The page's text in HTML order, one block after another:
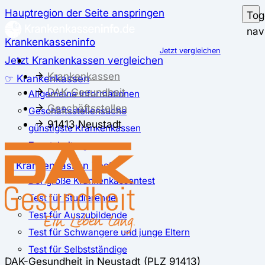
Hauptregion der Seite anspringen
Krankenkasseninfo
Jetzt Krankenkassen vergleichen
☞ Krankenkassen
Allgemeine Informationen
Geschäftsstellensuche
günstigste Krankenkassen
Zusatzbeitrag
✅ Krankenkassen Test
Der große Krankenkassentest
Test für Studierende
Test für Auszubildende
Test für Schwangere und junge Eltern
Test für Selbstständige
Jetzt vergleichen
Krankenkassen
DAK-Gesundheit
Geschäftsstellen
91413 Neustadt
DAK-Gesundheit in Neustadt (PLZ 91413)